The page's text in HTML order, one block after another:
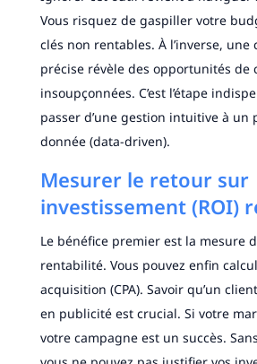
Vous risquez de gaspiller votre
clés non rentables. À l’inverse,
précise révèle des opportunités de
insoupçonnées. C’est l’étape
passer d’une gestion intuitive à un
donnée (data-driven).
Mesurer le retour sur
investissement (ROI)
Le bénéfice premier est la mesure
rentabilité. Vous pouvez enfin
acquisition (CPA). Savoir qu’un
en publicité est crucial. Si votre
votre campagne est un succès.